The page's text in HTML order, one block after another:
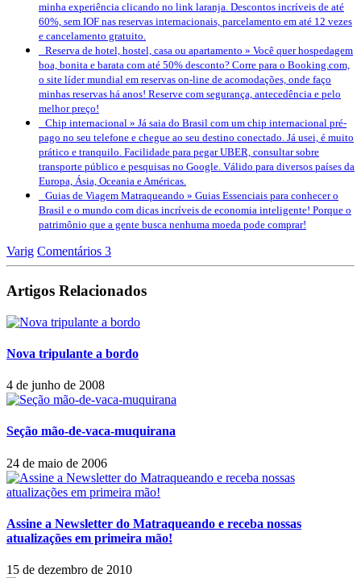
minha experiência clicando no link laranja. Descontos incríveis de até
60%, sem IOF nas reservas internacionais, parcelamento em até 12 vezes
e cancelamento gratuito.
Reserva de hotel, hostel, casa ou apartamento » Você quer hospedagem
boa, bonita e barata com até 50% desconto? Corre para o Booking.com,
o site líder mundial em reservas on-line de acomodações, onde faço
minhas reservas há anos! Reserve com segurança, antecedência e pelo
melhor preço!
Chip internacional » Já saia do Brasil com um chip internacional pré-
pago no seu telefone e chegue ao seu destino conectado. Já usei, é muito
prático e tranquilo. Facilidade para pegar UBER, consultar sobre
transporte público e pesquisas no Google. Válido para diversos países da
Europa, Ásia, Oceania e Américas.
Guias de Viagem Matraqueando » Guias Essenciais para conhecer o
Brasil e o mundo com dicas incríveis de economia inteligente! Porque o
patrimônio que a gente busca nenhuma moeda pode comprar!
Varig Comentários 3
Artigos Relacionados
Nova tripulante a bordo
4 de junho de 2008
Seção mão-de-vaca-muquirana
24 de maio de 2006
Assine a Newsletter do Matraqueando e receba nossas
atualizações em primeira mão!
15 de dezembro de 2010